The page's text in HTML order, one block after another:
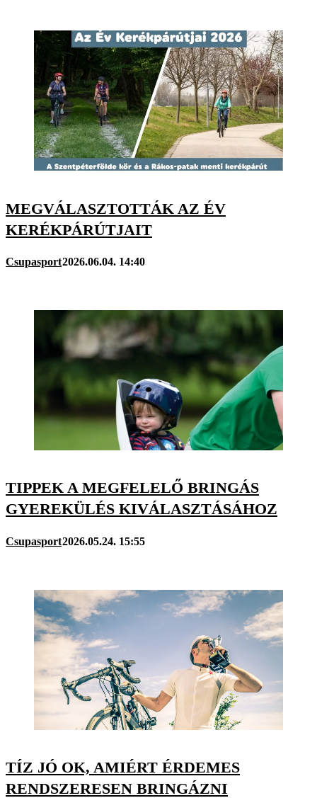
MEGVÁLASZTOTTÁK AZ ÉV
KERÉKPÁRÚTJAIT
Csupasport2026.06.04. 14:40
TIPPEK A MEGFELELŐ BRINGÁS
GYEREKÜLÉS KIVÁLASZTÁSÁHOZ
Csupasport2026.05.24. 15:55
TÍZ JÓ OK, AMIÉRT ÉRDEMES
RENDSZERESEN BRINGÁZNI